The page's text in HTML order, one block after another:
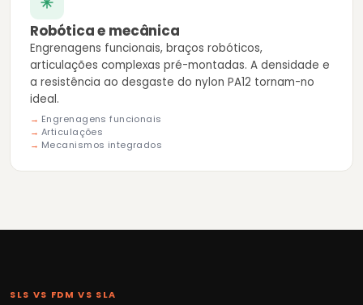
Robótica e mecânica
Engrenagens funcionais, braços robóticos,
articulações complexas pré-montadas. A densidade e
a resistência ao desgaste do nylon PA12 tornam-no
ideal.
Engrenagens funcionais
Articulações
Mecanismos integrados
SLS VS FDM VS SLA